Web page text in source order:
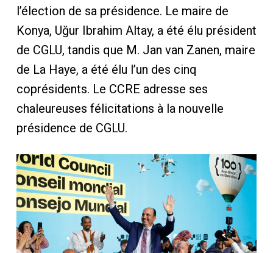
l’élection de sa présidence. Le maire de
Konya, Uğur Ibrahim Altay, a été élu président
de CGLU, tandis que M. Jan van Zanen, maire
de La Haye, a été élu l’un des cinq
coprésidents. Le CCRE adresse ses
chaleureuses félicitations à la nouvelle
présidence de CGLU.